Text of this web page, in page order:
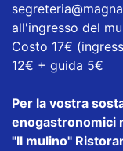
all'ingresso del
Costo 17€
12€ + guida 5€
Per la vostra
enogastronomici
"Il mulino"